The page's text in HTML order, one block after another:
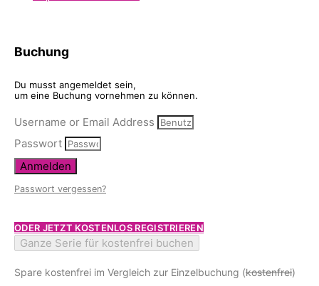
Buchung
Du musst angemeldet sein,
um eine Buchung vornehmen zu können.
Username or Email Address
Passwort
Anmelden
Passwort vergessen?
ODER JETZT KOSTENLOS REGISTRIEREN
Ganze Serie für kostenfrei buchen
Spare kostenfrei im Vergleich zur Einzelbuchung (kostenfrei)